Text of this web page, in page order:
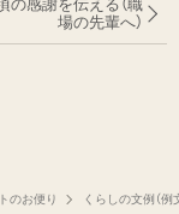
頃の感謝を伝える（職
場の先輩へ）
のお便り くらしの文例（例